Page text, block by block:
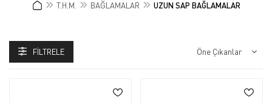
T.H.M. BAĞLAMALAR UZUN SAP BAĞLAMALAR
FILTRELE